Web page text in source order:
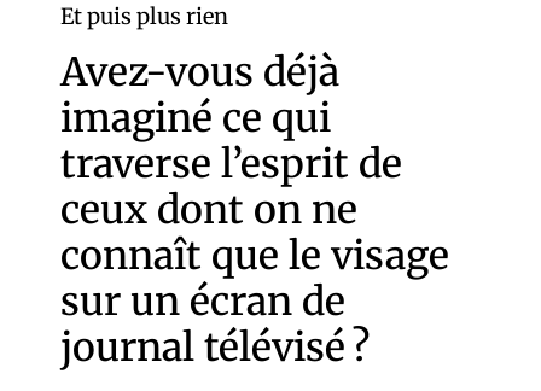
Et puis plus rien
Avez-vous déjà
imaginé ce qui
traverse l’esprit de
ceux dont on ne
connaît que le visage
sur un écran de
journal télévisé ?